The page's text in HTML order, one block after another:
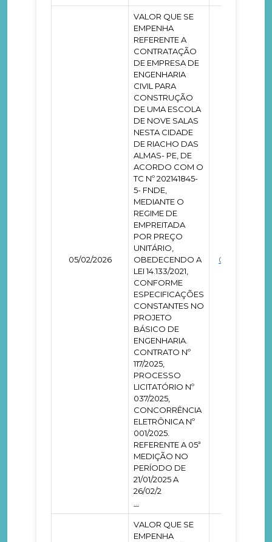
05/02/2026
VALOR QUE SE
EMPENHA
REFERENTE A
CONTRATAÇÃO
DE EMPRESA DE
ENGENHARIA
CIVIL PARA
CONSTRUÇÃO
DE UMA ESCOLA
DE NOVE SALAS
NESTA CIDADE
DE RIACHO DAS
ALMAS- PE, DE
ACORDO COM O
TC Nº 202141845-
5- FNDE,
MEDIANTE O
REGIME DE
EMPREITADA
POR PREÇO
UNITÁRIO,
OBEDECENDO A
LEI 14.133/2021,
CONFORME
ESPECIFICAÇÕES
CONSTANTES NO
PROJETO
BÁSICO DE
ENGENHARIA.
CONTRATO Nº
117/2025,
PROCESSO
LICITATÓRIO Nº
037/2025,
CONCORRÊNCIA
ELETRÔNICA Nº
001/2025.
REFERENTE A 05ª
MEDIÇÃO NO
PERÍODO DE
21/01/2025 A
26/02/2
0000419
VALOR QUE SE
EMPENHA